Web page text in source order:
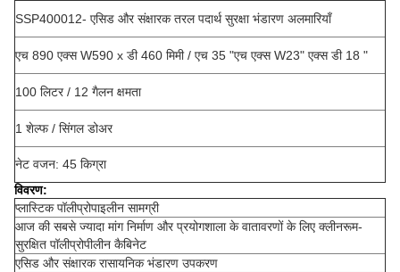
SSP400012- एसिड और संक्षारक तरल पदार्थ सुरक्षा भंडारण अलमारियाँ
एच 890 एक्स W590 x डी 460 मिमी / एच 35 "एच एक्स W23" एक्स डी 18 "
100 लिटर / 12 गैलन क्षमता
1 शेल्फ / सिंगल डोअर
नेट वजन: 45 किग्रा
विवरण:
प्लास्टिक पॉलीप्रोपाइलीन सामग्री
आज की सबसे ज्यादा मांग निर्माण और प्रयोगशाला के वातावरणों के लिए क्लीनरूम-
सुरक्षित पॉलीप्रोपीलीन कैबिनेट
एसिड और संक्षारक रासायनिक भंडारण उपकरण